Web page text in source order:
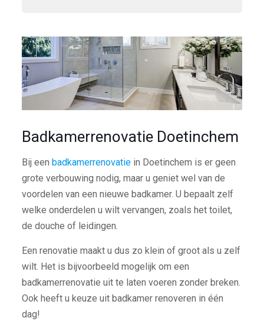
Badkamerrenovatie Doetinchem
Bij een badkamerrenovatiein Doetinchem is er geen
grote verbouwing nodig, maar u geniet wel van de
voordelen van een nieuwe badkamer. U bepaalt zelf
welke onderdelen u wilt vervangen, zoals het toilet,
de douche of leidingen.
Een renovatie maakt u dus zo klein of groot als u zelf
wilt. Het is bijvoorbeeld mogelijk om een
badkamerrenovatie uit te laten voeren zonder breken.
Ook heeft u keuze uit badkamer renoveren in één
dag!